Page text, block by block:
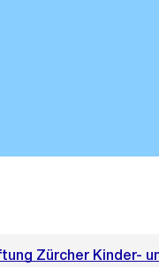
Zürcher Kinder-